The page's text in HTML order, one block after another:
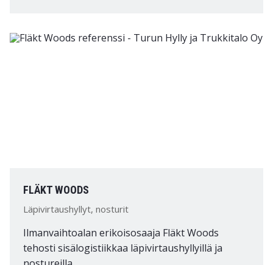
FLÄKT WOODS
Läpivirtaushyllyt, nosturit
Ilmanvaihtoalan erikoisosaaja Fläkt Woods
tehosti sisälogistiikkaa läpivirtaushyllyillä ja